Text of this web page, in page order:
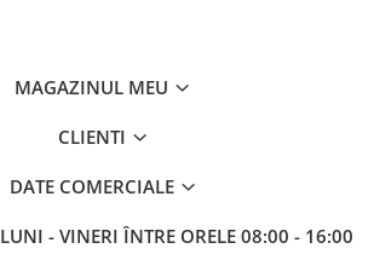
MAGAZINUL MEU
CLIENTI
DATE COMERCIALE
LUNI - VINERI ÎNTRE ORELE 08:00 - 16:00